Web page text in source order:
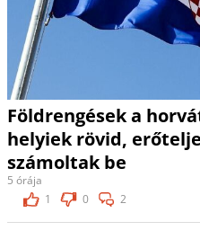
Földrengések a
helyiek rövid,
számoltak be
5 órája
1
0 2